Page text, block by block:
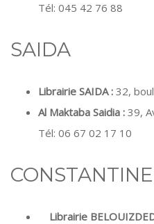
Tél: 045 42 76 88
SAIDA
Librairie SAIDA : 32,
Al Maktaba Saidia : 39,
Tél: 06 67 02 17 10
CONSTANTINE
Librairie